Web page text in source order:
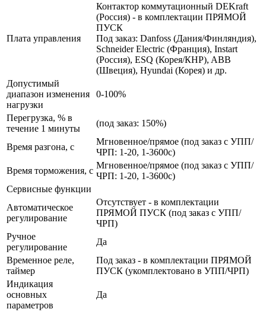
Плата управления
Контактор коммутационный DEKraft
(Россия) - в комплектации ПРЯМОЙ
ПУСК
Под заказ: Danfoss (Дания/Финляндия),
Schneider Electric (Франция), Instart
(Россия), ESQ (Корея/КНР), ABB
(Швеция), Hyundai (Корея) и др.
Допустимый
диапазон изменения
нагрузки
0-100%
Перегрузка, % в
течение 1 минуты
(под заказ: 150%)
Время разгона, с
Мгновенное/прямое (под заказ с УПП/
ЧРП: 1-20, 1-3600с)
Время торможения, с
Мгновенное/прямое (под заказ с УПП/
ЧРП: 1-20, 1-3600с)
Сервисные функции
Автоматическое
регулирование
Отсутствует - в комплектации
ПРЯМОЙ ПУСК (под заказ с УПП/
ЧРП)
Ручное
регулирование
Да
Временное реле,
таймер
Под заказ - в комплектации ПРЯМОЙ
ПУСК (укомплектовано в УПП/ЧРП)
Индикация
основных
параметров
Да